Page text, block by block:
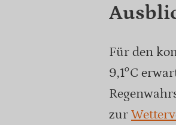
Für den
9,1°C
zur